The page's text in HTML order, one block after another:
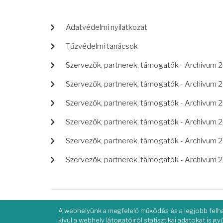
LÁBLÉC
Adatvédelmi nyilatkozat
Tűzvédelmi tanácsok
Szervezők, partnerek, támogatók - Archivum
Szervezők, partnerek, támogatók - Archivum
Szervezők, partnerek, támogatók - Archivum
Szervezők, partnerek, támogatók - Archivum
Szervezők, partnerek, támogatók - Archivum
Szervezők, partnerek, támogatók - Archivum
A webhelyünk a megfelelő működés és a legjobb
kívül a webhely látogatóiról statisztikai adatokat is